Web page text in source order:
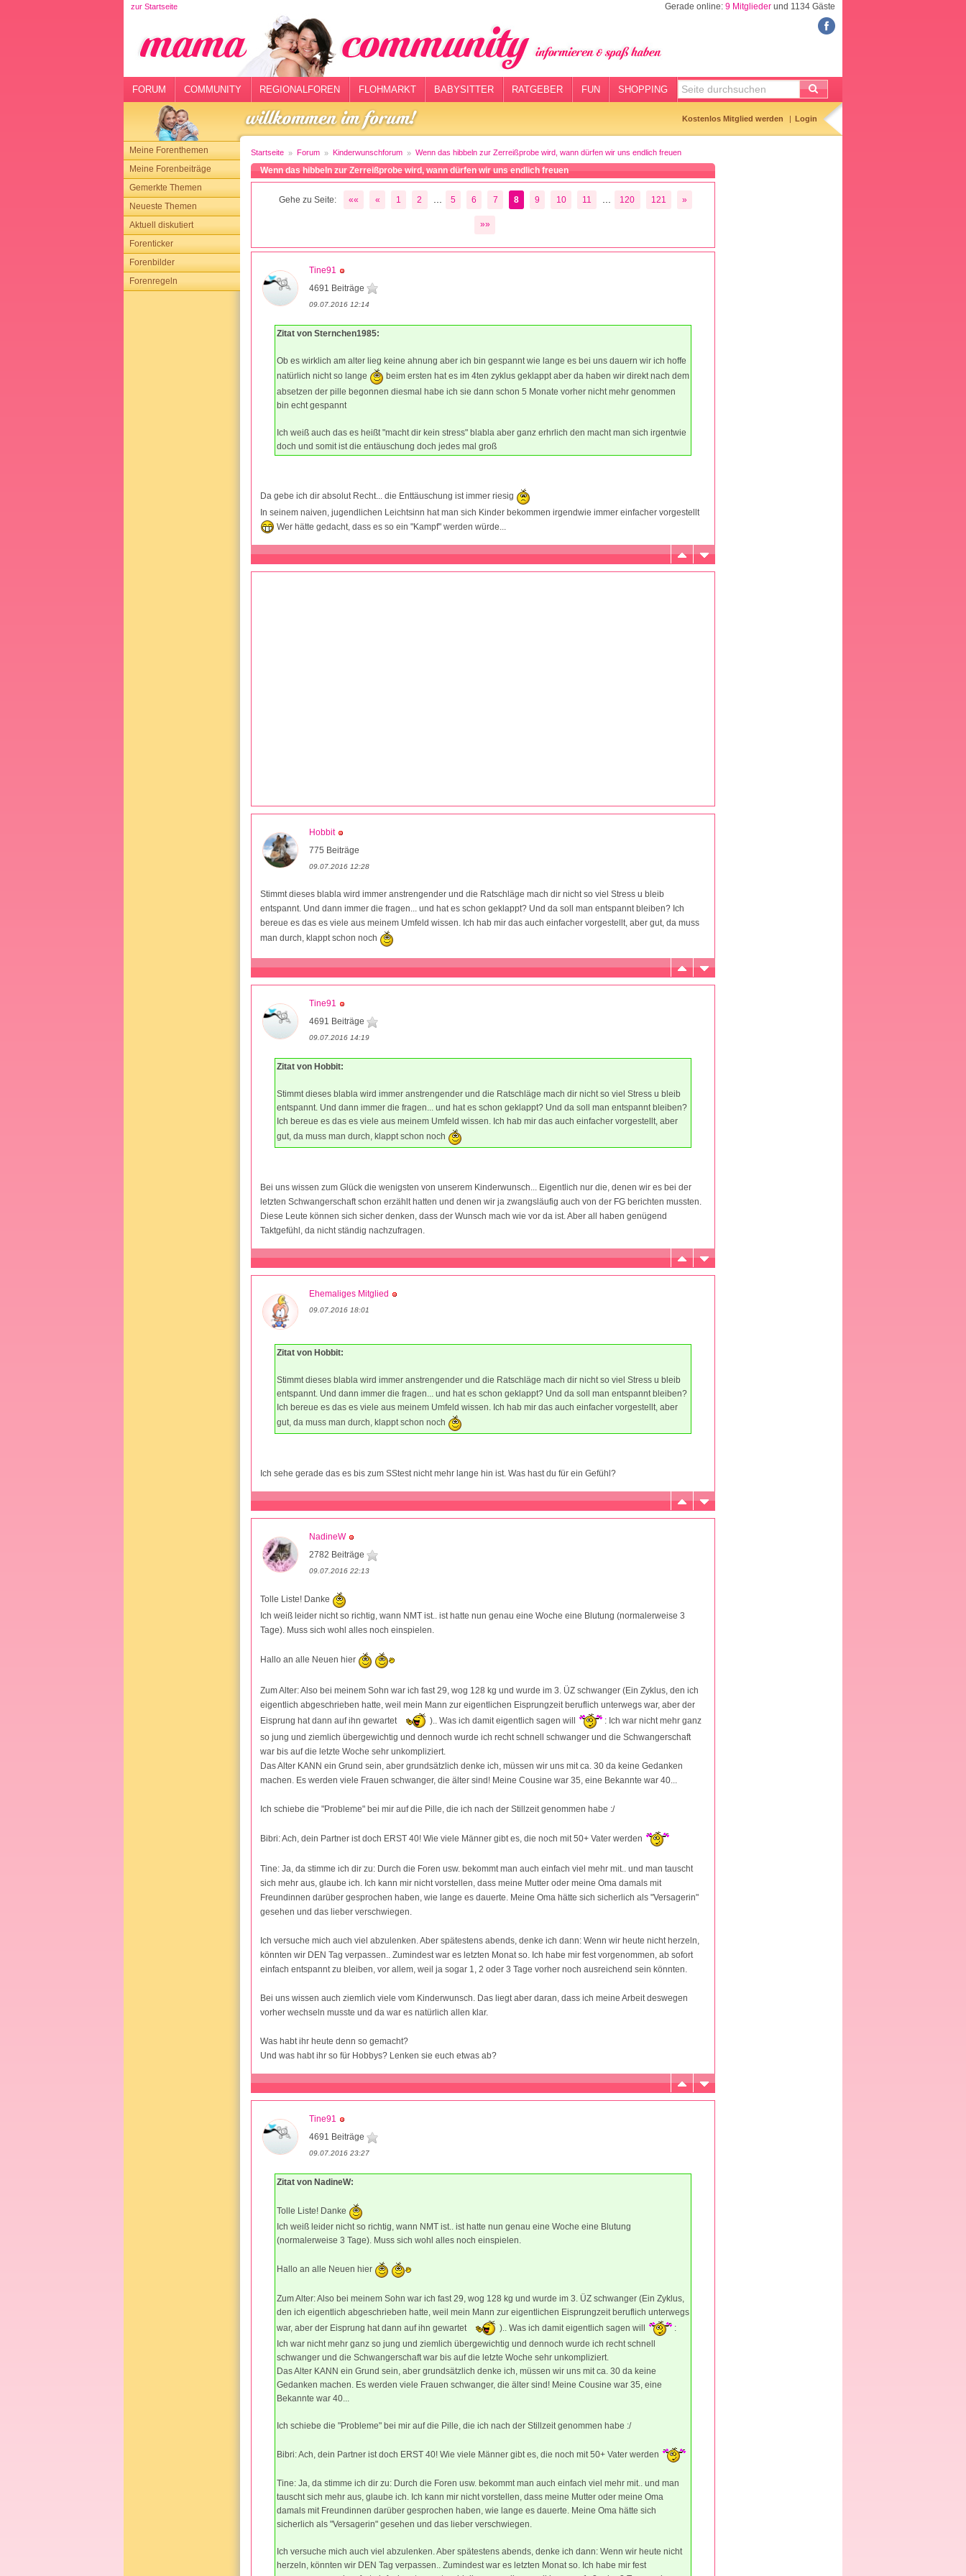
zur Startseite Gerade online: 9 Mitglieder und 1134 Gäste
FORUM COMMUNITY REGIONALFOREN FLOHMARKT BABYSITTER RATGEBER FUN SHOPPING
Kostenlos Mitglied werden Login
Meine Forenthemen
Meine Forenbeiträge
Gemerkte Themen
Neueste Themen
Aktuell diskutiert
Forenticker
Forenbilder
Forenregeln
Startseite Forum Kinderwunschforum Wenn das hibbeln zur Zerreißprobe wird, wann dürfen wir uns endlich freuen
Wenn das hibbeln zur Zerreißprobe wird, wann dürfen wir uns endlich freuen
Gehe zu Seite: «« « 1 2 5 6 7 8 9 10 11 120 121 »
»»
Tine91
4691 Beiträge
09.07.2016 12:14
Zitat von Sternchen1985:
Ob es wirklich am alter lieg keine ahnung aber ich bin gespannt wie lange es bei uns dauern wir ich hoffe
natürlich nicht so lange
beim ersten hat es im 4ten zyklus geklappt aber da haben wir direkt nach dem
absetzen der pille begonnen diesmal habe ich sie dann schon 5 Monate vorher nicht mehr genommen
bin echt gespannt
Ich weiß auch das es heißt "macht dir kein stress" blabla aber ganz erhrlich den macht man sich irgentwie
doch und somit ist die entäuschung doch jedes mal groß
Da gebe ich dir absolut Recht... die Enttäuschung ist immer riesig
In seinem naiven, jugendlichen Leichtsinn hat man sich Kinder bekommen irgendwie immer einfacher vorgestellt
Wer hätte gedacht, dass es so ein "Kampf" werden würde...
Hobbit
775 Beiträge
09.07.2016 12:28
Stimmt dieses blabla wird immer anstrengender und die Ratschläge mach dir nicht so viel Stress u bleib
entspannt. Und dann immer die fragen... und hat es schon geklappt? Und da soll man entspannt bleiben? Ich
bereue es das es viele aus meinem Umfeld wissen. Ich hab mir das auch einfacher vorgestellt, aber gut, da muss
man durch, klappt schon noch
Tine91
4691 Beiträge
09.07.2016 14:19
Zitat von Hobbit:
Stimmt dieses blabla wird immer anstrengender und die Ratschläge mach dir nicht so viel Stress u bleib
entspannt. Und dann immer die fragen... und hat es schon geklappt? Und da soll man entspannt bleiben?
Ich bereue es das es viele aus meinem Umfeld wissen. Ich hab mir das auch einfacher vorgestellt, aber
gut, da muss man durch, klappt schon noch
Bei uns wissen zum Glück die wenigsten von unserem Kinderwunsch... Eigentlich nur die, denen wir es bei der
letzten Schwangerschaft schon erzählt hatten und denen wir ja zwangsläufig auch von der FG berichten mussten.
Diese Leute können sich sicher denken, dass der Wunsch mach wie vor da ist. Aber all haben genügend
Taktgefühl, da nicht ständig nachzufragen.
Ehemaliges Mitglied
09.07.2016 18:01
Zitat von Hobbit:
Stimmt dieses blabla wird immer anstrengender und die Ratschläge mach dir nicht so viel Stress u bleib
entspannt. Und dann immer die fragen... und hat es schon geklappt? Und da soll man entspannt bleiben?
Ich bereue es das es viele aus meinem Umfeld wissen. Ich hab mir das auch einfacher vorgestellt, aber
gut, da muss man durch, klappt schon noch
Ich sehe gerade das es bis zum SStest nicht mehr lange hin ist. Was hast du für ein Gefühl?
NadineW
2782 Beiträge
09.07.2016 22:13
Tolle Liste! Danke
Ich weiß leider nicht so richtig, wann NMT ist.. ist hatte nun genau eine Woche eine Blutung (normalerweise 3
Tage). Muss sich wohl alles noch einspielen.
Hallo an alle Neuen hier
Zum Alter: Also bei meinem Sohn war ich fast 29, wog 128 kg und wurde im 3. ÜZ schwanger (Ein Zyklus, den ich
eigentlich abgeschrieben hatte, weil mein Mann zur eigentlichen Eisprungzeit beruflich unterwegs war, aber der
Eisprung hat dann auf ihn gewartet
).. Was ich damit eigentlich sagen will
: Ich war nicht mehr ganz
so jung und ziemlich übergewichtig und dennoch wurde ich recht schnell schwanger und die Schwangerschaft
war bis auf die letzte Woche sehr unkompliziert.
Das Alter KANN ein Grund sein, aber grundsätzlich denke ich, müssen wir uns mit ca. 30 da keine Gedanken
machen. Es werden viele Frauen schwanger, die älter sind! Meine Cousine war 35, eine Bekannte war 40...
Ich schiebe die "Probleme" bei mir auf die Pille, die ich nach der Stillzeit genommen habe :/
Bibri: Ach, dein Partner ist doch ERST 40! Wie viele Männer gibt es, die noch mit 50+ Vater werden
Tine: Ja, da stimme ich dir zu: Durch die Foren usw. bekommt man auch einfach viel mehr mit.. und man tauscht
sich mehr aus, glaube ich. Ich kann mir nicht vorstellen, dass meine Mutter oder meine Oma damals mit
Freundinnen darüber gesprochen haben, wie lange es dauerte. Meine Oma hätte sich sicherlich als "Versagerin"
gesehen und das lieber verschwiegen.
Ich versuche mich auch viel abzulenken. Aber spätestens abends, denke ich dann: Wenn wir heute nicht herzeln,
könnten wir DEN Tag verpassen.. Zumindest war es letzten Monat so. Ich habe mir fest vorgenommen, ab sofort
einfach entspannt zu bleiben, vor allem, weil ja sogar 1, 2 oder 3 Tage vorher noch ausreichend sein könnten.
Bei uns wissen auch ziemlich viele vom Kinderwunsch. Das liegt aber daran, dass ich meine Arbeit deswegen
vorher wechseln musste und da war es natürlich allen klar.
Was habt ihr heute denn so gemacht?
Und was habt ihr so für Hobbys? Lenken sie euch etwas ab?
Tine91
4691 Beiträge
09.07.2016 23:27
Zitat von NadineW:
Tolle Liste! Danke
Ich weiß leider nicht so richtig, wann NMT ist.. ist hatte nun genau eine Woche eine Blutung
(normalerweise 3 Tage). Muss sich wohl alles noch einspielen.
Hallo an alle Neuen hier
Zum Alter: Also bei meinem Sohn war ich fast 29, wog 128 kg und wurde im 3. ÜZ schwanger (Ein Zyklus,
den ich eigentlich abgeschrieben hatte, weil mein Mann zur eigentlichen Eisprungzeit beruflich unterwegs
war, aber der Eisprung hat dann auf ihn gewartet
).. Was ich damit eigentlich sagen will
:
Ich war nicht mehr ganz so jung und ziemlich übergewichtig und dennoch wurde ich recht schnell
schwanger und die Schwangerschaft war bis auf die letzte Woche sehr unkompliziert.
Das Alter KANN ein Grund sein, aber grundsätzlich denke ich, müssen wir uns mit ca. 30 da keine
Gedanken machen. Es werden viele Frauen schwanger, die älter sind! Meine Cousine war 35, eine
Bekannte war 40...
Ich schiebe die "Probleme" bei mir auf die Pille, die ich nach der Stillzeit genommen habe :/
Bibri: Ach, dein Partner ist doch ERST 40! Wie viele Männer gibt es, die noch mit 50+ Vater werden
Tine: Ja, da stimme ich dir zu: Durch die Foren usw. bekommt man auch einfach viel mehr mit.. und man
tauscht sich mehr aus, glaube ich. Ich kann mir nicht vorstellen, dass meine Mutter oder meine Oma
damals mit Freundinnen darüber gesprochen haben, wie lange es dauerte. Meine Oma hätte sich
sicherlich als "Versagerin" gesehen und das lieber verschwiegen.
Ich versuche mich auch viel abzulenken. Aber spätestens abends, denke ich dann: Wenn wir heute nicht
herzeln, könnten wir DEN Tag verpassen.. Zumindest war es letzten Monat so. Ich habe mir fest